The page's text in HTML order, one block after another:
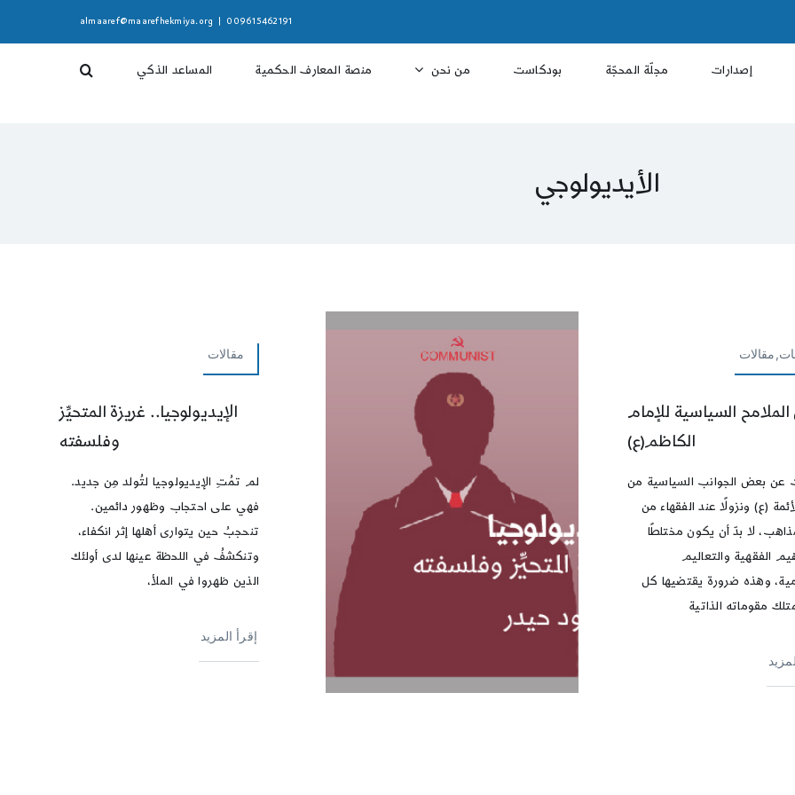
009615462191
almaaref@maarefhekmiya.org
إصدارات مجلّة المحجّة بودكاست من نحن منصة المعارف الحكمية المساعد الذكي
الأيديولوجي
السياسية للإمام
الكاظم(ع)
عن بعض الجوانب السياسية من
(ع) ونزولًا عند الفقهاء من
لا بدّ أن يكون مختلطًا
الفقهية والتعاليم
وهذه ضرورة يقتضيها كل
مقوماته الذاتية
مقالات
الإيديولوجيا.. غريزة المتحيِّز
وفلسفته
لم تمُتِ الإيديولوجيا لتُولد مِن جديد.
فهي على احتجاب وظهور دائمين.
تنحجبُ حين يتوارى أهلها إثر انكفاء،
وتنكشفُ في اللحظة عينها لدى أولئك
الذين ظهروا في الملأ،
إقرأ المزيد